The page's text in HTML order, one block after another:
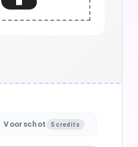
Voorschot 5 credits